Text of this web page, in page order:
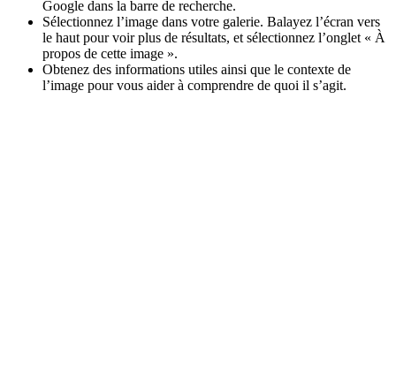
Google dans la barre de recherche.
Sélectionnez l’image dans votre galerie. Balayez l’écran vers
le haut pour voir plus de résultats, et sélectionnez l’onglet « À
propos de cette image ».
Obtenez des informations utiles ainsi que le contexte de
l’image pour vous aider à comprendre de quoi il s’agit.